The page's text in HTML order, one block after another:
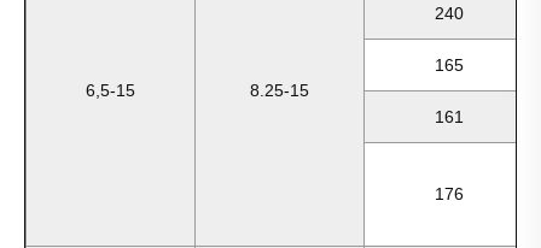
6,5-15 8.25-15
240
165
161
176